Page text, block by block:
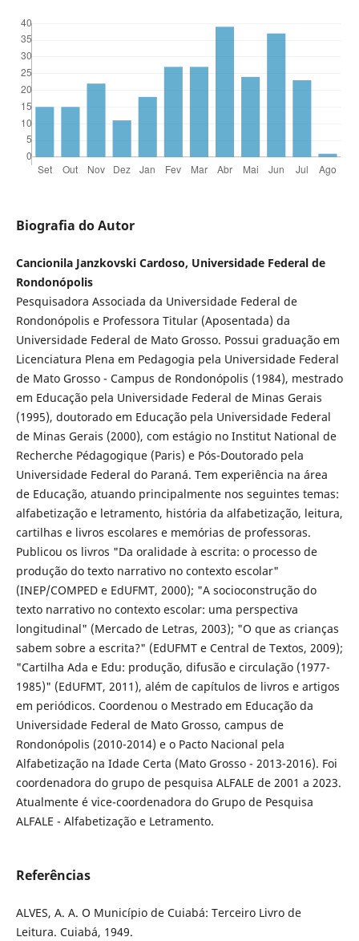
Biografia do Autor
Cancionila Janzkovski Cardoso, Universidade Federal de
Rondonópolis
Pesquisadora Associada da Universidade Federal de
Rondonópolis e Professora Titular (Aposentada) da
Universidade Federal de Mato Grosso. Possui graduação em
Licenciatura Plena em Pedagogia pela Universidade Federal
de Mato Grosso - Campus de Rondonópolis (1984), mestrado
em Educação pela Universidade Federal de Minas Gerais
(1995), doutorado em Educação pela Universidade Federal
de Minas Gerais (2000), com estágio no Institut National de
Recherche Pédagogique (Paris) e Pós-Doutorado pela
Universidade Federal do Paraná. Tem experiência na área
de Educação, atuando principalmente nos seguintes temas:
alfabetização e letramento, história da alfabetização, leitura,
cartilhas e livros escolares e memórias de professoras.
Publicou os livros "Da oralidade à escrita: o processo de
produção do texto narrativo no contexto escolar"
(INEP/COMPED e EdUFMT, 2000); "A socioconstrução do
texto narrativo no contexto escolar: uma perspectiva
longitudinal" (Mercado de Letras, 2003); "O que as crianças
sabem sobre a escrita?" (EdUFMT e Central de Textos, 2009);
"Cartilha Ada e Edu: produção, difusão e circulação (1977-
1985)" (EdUFMT, 2011), além de capítulos de livros e artigos
em periódicos. Coordenou o Mestrado em Educação da
Universidade Federal de Mato Grosso, campus de
Rondonópolis (2010-2014) e o Pacto Nacional pela
Alfabetização na Idade Certa (Mato Grosso - 2013-2016). Foi
coordenadora do grupo de pesquisa ALFALE de 2001 a 2023.
Atualmente é vice-coordenadora do Grupo de Pesquisa
ALFALE - Alfabetização e Letramento.
Referências
ALVES, A. A. O Município de Cuiabá: Terceiro Livro de
Leitura. Cuiabá, 1949.